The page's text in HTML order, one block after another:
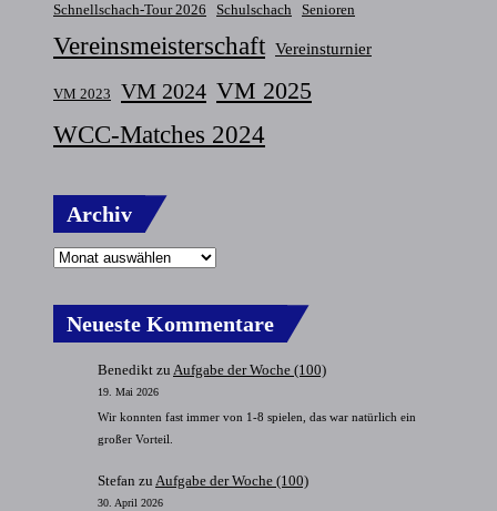
Schnellschach-Tour 2026 Schulschach Senioren
Vereinsmeisterschaft Vereinsturnier
VM 2023 VM 2024 VM 2025
WCC-Matches 2024
Archiv
Neueste Kommentare
Benedikt zu Aufgabe der Woche (100)
19. Mai 2026
Wir konnten fast immer von 1-8 spielen, das war natürlich ein
großer Vorteil.
Stefan zu Aufgabe der Woche (100)
30. April 2026